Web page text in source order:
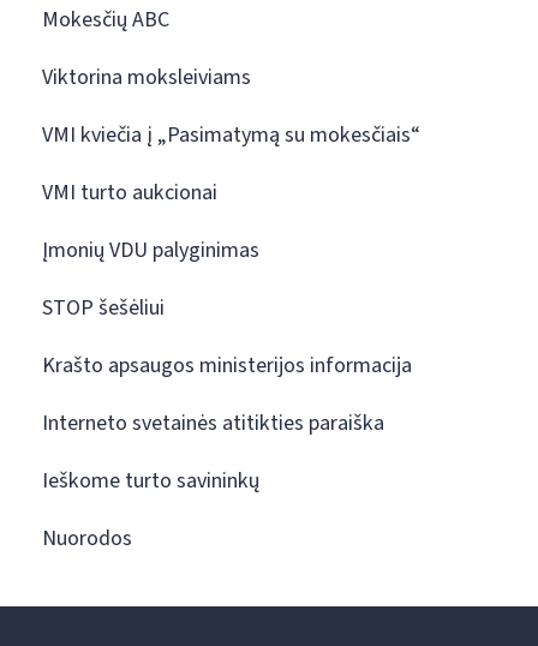
Mokesčių ABC
Viktorina moksleiviams
VMI kviečia į „Pasimatymą su mokesčiais“
VMI turto aukcionai
Įmonių VDU palyginimas
STOP šešėliui
Krašto apsaugos ministerijos informacija
Interneto svetainės atitikties paraiška
Ieškome turto savininkų
Nuorodos